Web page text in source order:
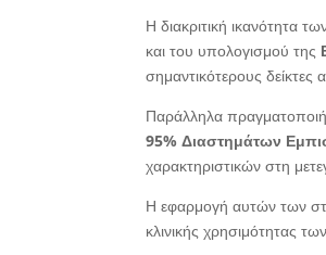
Η διακριτική ικανότητα
και του υπολογισμού της
σημαντικότερους
Παράλληλα
95% Διαστημάτων
χαρακτηριστικών στη
Η εφαρμογή αυτών των
κλινικής χρησιμότητας